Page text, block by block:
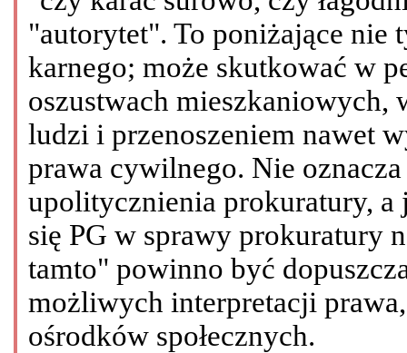
"autorytet". To poniżające nie
karnego; może skutkować w
oszustwach mieszkaniowych,
ludzi i przenoszeniem nawet
prawa cywilnego. Nie
upolitycznienia prokuratury, a
się PG w sprawy prokuratury
tamto" powinno być
możliwych interpretacji
ośrodków społecznych.